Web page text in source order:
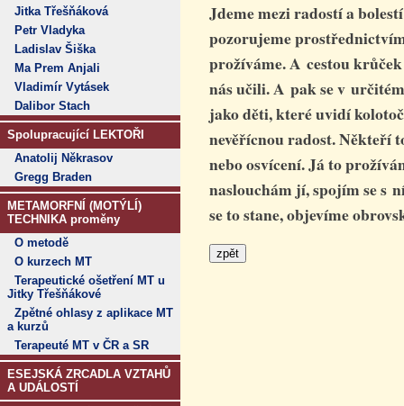
Jitka Třešňáková
Petr Vladyka
Ladislav Šiška
Ma Prem Anjali
Vladimír Vytásek
Dalibor Stach
Spolupracující LEKTOŘI
Anatolij Někrasov
Gregg Braden
METAMORFNÍ (MOTÝLÍ)
TECHNIKA proměny
O metodě
O kurzech MT
Terapeutické ošetření MT u
Jitky Třešňákové
Zpětné ohlasy z aplikace MT
a kurzů
Terapeuté MT v ČR a SR
ESEJSKÁ ZRCADLA VZTAHŮ
A UDÁLOSTÍ
Jdeme mezi radostí a
pozorujeme
prožíváme.A cestou
nás učili. A pak se v
jako děti, které uvidí
nevěřícnou radost.Někteří
nebo osvícení.Já to
naslouchám jí, spojím se s
se to stane, objevíme